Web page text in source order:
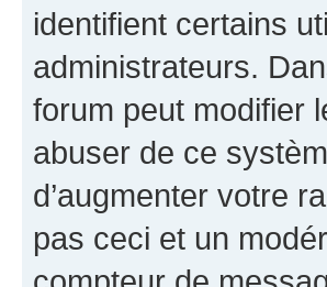
identifient certains
administrateurs.
forum peut modifier
abuser de ce
d’augmenter votre
pas ceci et un